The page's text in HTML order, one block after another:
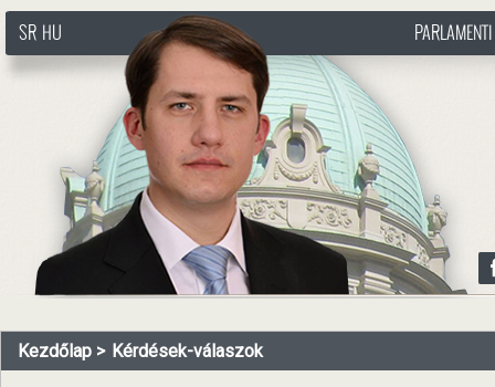
http://www.pasztorbalint.rs/hu
SR HU
Kezdőlap Kérdések-válaszok